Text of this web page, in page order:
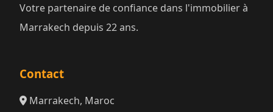
Votre partenaire de confiance dans l'immobilier à
Marrakech depuis 22 ans.
Contact
Marrakech, Maroc